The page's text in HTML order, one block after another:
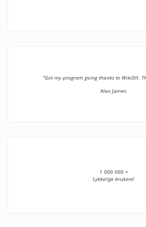
”Got my program going thanks to WikiDll.
Alex James
1 000 000 +
Lykkelige brukere!